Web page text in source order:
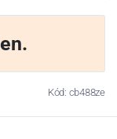
Kód: cb488ze